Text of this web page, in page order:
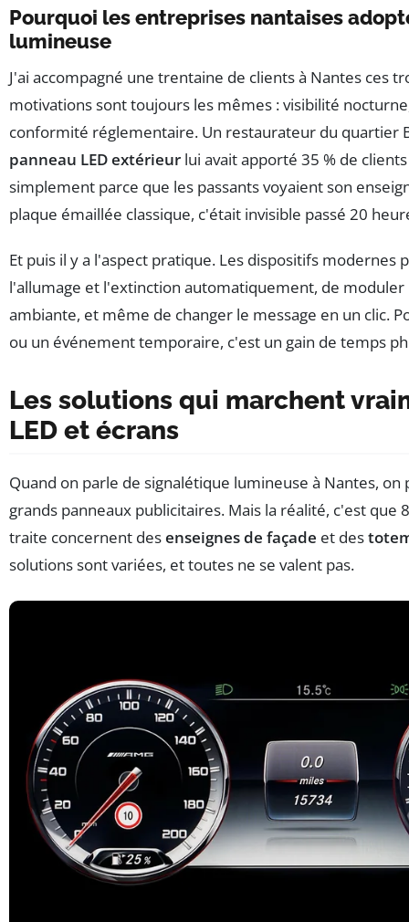
Pourquoi les entreprises nantaises
lumineuse
J'ai accompagné une trentaine de clients à Nantes ces
motivations sont toujours les mêmes : visibilité
conformité réglementaire. Un restaurateur du quartier
panneau LED extérieur lui avait apporté 35 % de
simplement parce que les passants voyaient son
plaque émaillée classique, c'était invisible passé 20
Et puis il y a l'aspect pratique. Les dispositifs
l'allumage et l'extinction automatiquement, de
ambiante, et même de changer le message en un clic.
ou un événement temporaire, c'est un gain de temps
Les solutions qui marchent
LED et écrans
Quand on parle de signalétique lumineuse à Nantes,
grands panneaux publicitaires. Mais la réalité, c'est que
traite concernent desenseignes de façade et des
solutions sont variées, et toutes ne se valent pas.